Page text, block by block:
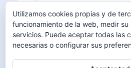
Utilizamos cookies propias y de
funcionamiento de la web, medir su
servicios. Puede aceptar todas las
necesarias o configurar sus